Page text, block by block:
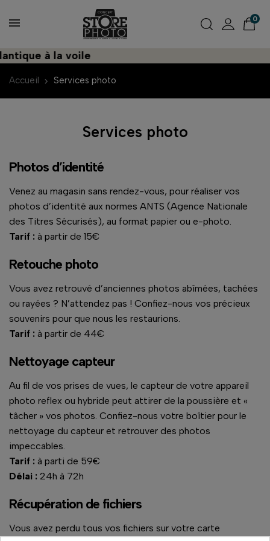
0
à la voile
Accueil Services photo
Services photo
Photos d’identité
Venez au magasin sans rendez-vous, pour réaliser vos
photos d’identité aux normes ANTS (Agence Nationale
des Titres Sécurisés), au format papier ou e-photo.
Tarif : à partir de 15€
Retouche photo
Vous avez retrouvé d’anciennes photos abîmées, tachées
ou rayées ? N’attendez pas ! Confiez-nous vos précieux
souvenirs pour que nous les restaurions.
Tarif : à partir de 44€
Nettoyage capteur
Au fil de vos prises de vues, le capteur de votre appareil
photo reflex ou hybride peut attirer de la poussière et «
tâcher » vos photos. Confiez-nous votre boîtier pour le
nettoyage du capteur et retrouver des photos
impeccables.
Tarif : à parti de 59€
Délai : 24h à 72h
Récupération de fichiers
Vous avez perdu tous vos fichiers sur votre carte